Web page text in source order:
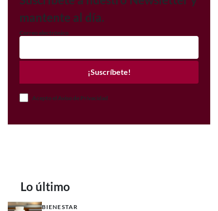
mantente al día.
Correo electrónico
¡Suscríbete!
Acepto el Aviso de Privacidad
Lo último
BIENESTAR